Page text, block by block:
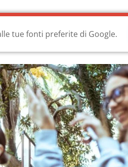
tue fonti preferite di Google.